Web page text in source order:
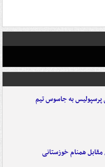
به جاسوس تیم
مقابل همنام خوزستانی